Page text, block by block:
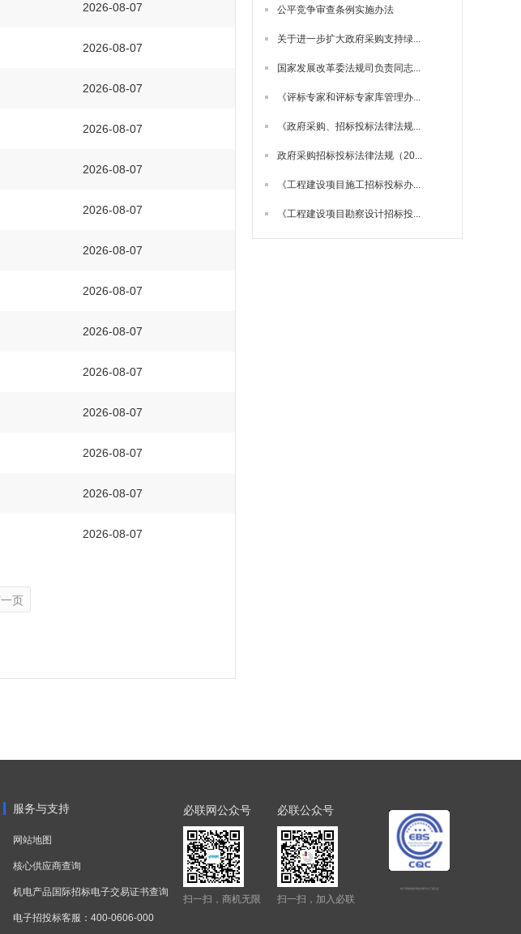
2026-08-07
2026-08-07
2026-08-07
2026-08-07
2026-08-07
2026-08-07
2026-08-07
2026-08-07
2026-08-07
2026-08-07
2026-08-07
2026-08-07
2026-08-07
2026-08-07
页
公平竞争审查条例实施办法
关于进一步扩大政府采购支持绿...
国家发展改革委法规司负责同志...
《评标专家和评标专家库管理办...
《政府采购、招标投标法律法规...
政府采购招标投标法律法规（20...
《工程建设项目施工招标投标办...
《工程建设项目勘察设计招标投...
服务与支持
网站地图
核心供应商查询
机电产品国际招标电子交易证书查询
电子招投标客服：400-0606-000
必联网公众号
扫一扫，商机无限
必联公众号
扫一扫，加入必联
电子招标投标系统交易平台三星认证